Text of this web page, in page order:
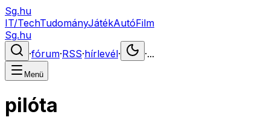
Sg.hu
IT/TechTudományJátékAutóFilm
Sg.hu
·fórum·RSS·hírlevél· ·...
Menü
pilóta